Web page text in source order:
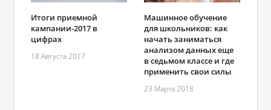
Итоги приемной
кампании-2017 в
цифрах
18 Августа 2017
Машинное обучение
для школьников: как
начать заниматься
анализом данных еще
в седьмом классе и где
применить свои силы
23 Марта 2018